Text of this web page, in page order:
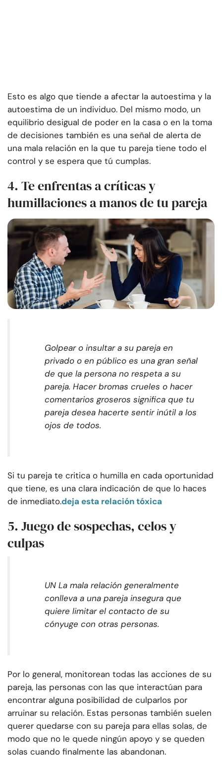
Esto es algo que tiende a afectar la autoestima y la
autoestima de un individuo. Del mismo modo, un
equilibrio desigual de poder en la casa o en la toma
de decisiones también es una señal de alerta de
una mala relación en la que tu pareja tiene todo el
control y se espera que tú cumplas.
4. Te enfrentas a críticas y
humillaciones a manos de tu pareja
Golpear o insultar a su pareja en
privado o en público es una gran señal
de que la persona no respeta a su
pareja. Hacer bromas crueles o hacer
comentarios groseros significa que tu
pareja desea hacerte sentir inútil a los
ojos de todos.
Si tu pareja te critica o humilla en cada oportunidad
que tiene, es una clara indicación de que lo haces
de inmediato.deja esta relación tóxica
5. Juego de sospechas, celos y
culpas
UN La mala relación generalmente
conlleva a una pareja insegura que
quiere limitar el contacto de su
cónyuge con otras personas.
Por lo general, monitorean todas las acciones de su
pareja, las personas con las que interactúan para
encontrar alguna posibilidad de culparlos por
arruinar su relación. Estas personas también suelen
querer quedarse con su pareja para ellas solas, de
modo que no le quede ningún apoyo y se queden
solas cuando finalmente las abandonan.